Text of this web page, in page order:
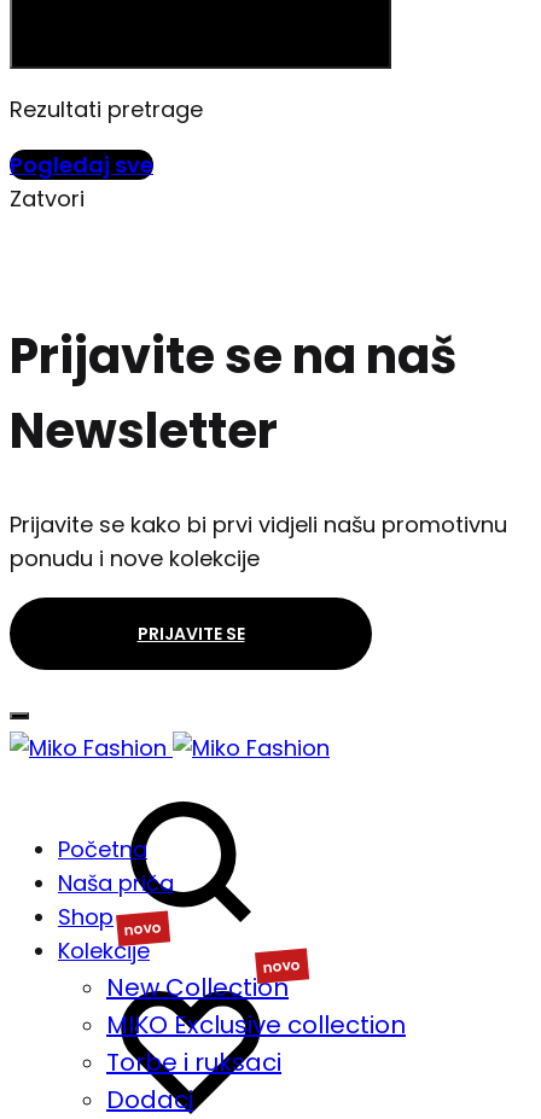
Rezultati pretrage
Pogledaj sve
Zatvori
Prijavite se na naš
Newsletter
Prijavite se kako bi prvi vidjeli našu promotivnu
ponudu i nove kolekcije
PRIJAVITE SE
Početna
Naša priča
Shop
Kolekcije
New Collection
MIKO Exclusive collection
Torbe i ruksaci
Dodaci